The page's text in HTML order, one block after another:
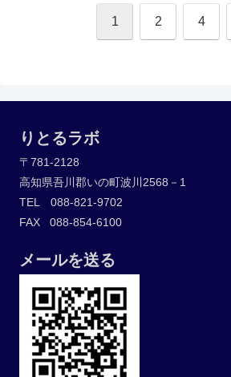
1 2 4
りとるラボ
〒781-2128
高知県吾川郡いの町波川2568－1
TEL 088-821-9702
FAX 088-854-6100
メールを送る